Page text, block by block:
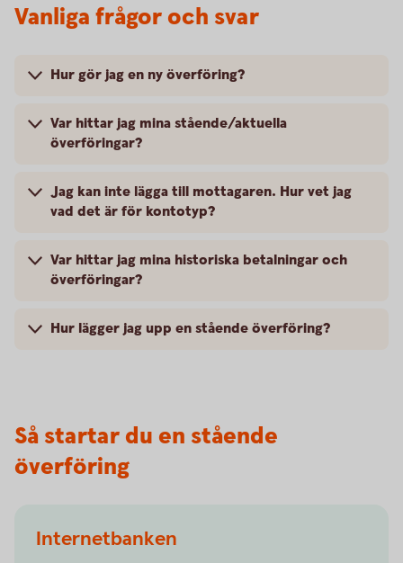
Vanliga frågor och svar
Hur gör jag en ny överföring?
Var hittar jag mina stående/aktuella
överföringar?
Jag kan inte lägga till mottagaren. Hur vet jag
vad det är för kontotyp?
Var hittar jag mina historiska betalningar och
överföringar?
Hur lägger jag upp en stående överföring?
Så startar du en stående
överföring
Internetbanken